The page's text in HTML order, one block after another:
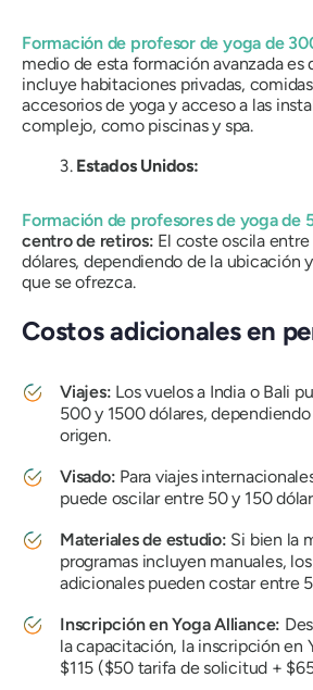
Formación de profesor de yoga de
medio de esta formación avanzada es
incluye habitaciones privadas,
accesorios de yoga y acceso a las
complejo, como piscinas y spa.
Estados Unidos:
Formación de profesores de yoga de
centro de retiros: El coste oscila
dólares, dependiendo de la ubicación
que se ofrezca.
Costos adicionales en
Viajes: Los vuelos a India o Bali
500 y 1500 dólares,
origen.
Visado: Para viajes
puede oscilar entre 50 y 150
Materiales de estudio: Si bien la
programas incluyen manuales,
adicionales pueden costar entre
Inscripción en Yoga Alliance:
la capacitación, la inscripción en
$115 ($50 tarifa de solicitud +